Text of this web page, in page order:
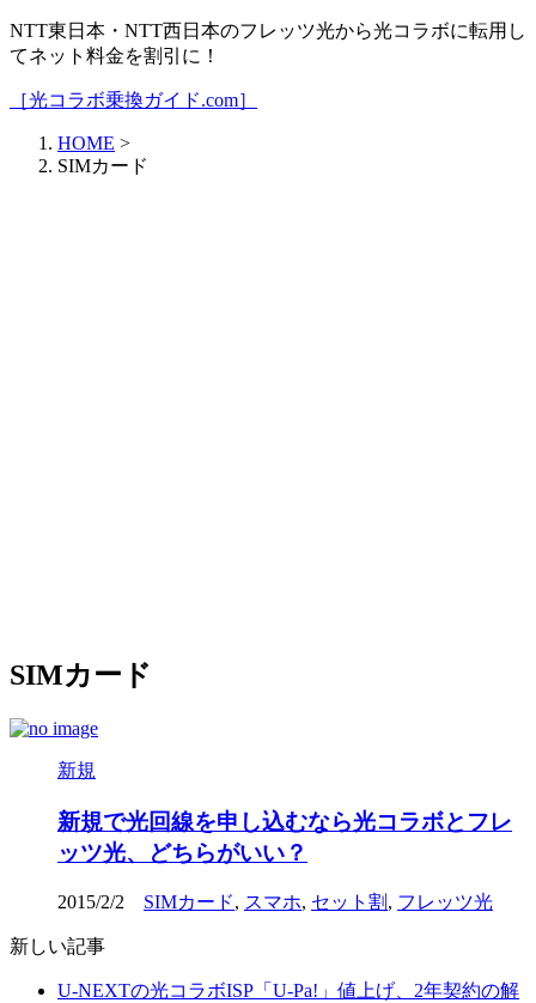
NTT東日本・NTT西日本のフレッツ光から光コラボに転用し
てネット料金を割引に！
［光コラボ乗換ガイド.com］
HOME >
SIMカード
SIMカード
新規
新規で光回線を申し込むなら光コラボとフレ
ッツ光、どちらがいい？
2015/2/2 SIMカード, スマホ, セット割 , フレッツ光
新しい記事
U-NEXTの光コラボISP「U-Pa!」値上げ、2年契約の解